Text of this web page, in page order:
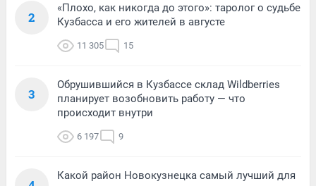
2
«Плохо, как никогда до этого»: таролог о судьбе
Кузбасса и его жителей в августе
11 305 15
3
Обрушившийся в Кузбассе склад Wildberries
планирует возобновить работу — что
происходит внутри
6 197 9
Какой район Новокузнецка самый лучший для